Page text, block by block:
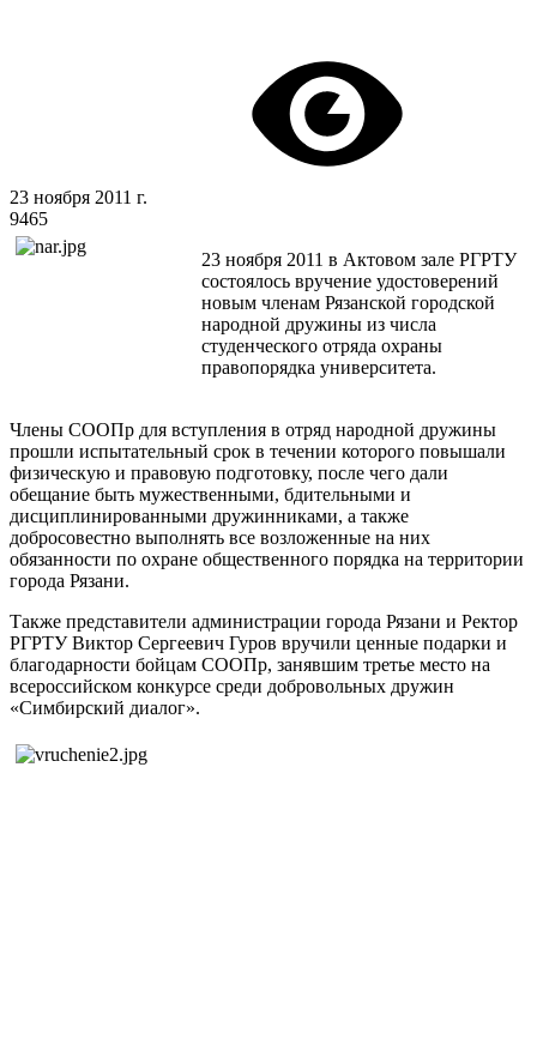
23 ноября 2011 г.
9465
23 ноября 2011 в Актовом зале РГРТУ
состоялось вручение удостоверений
новым членам Рязанской городской
народной дружины из числа
студенческого отряда охраны
правопорядка университета.
Члены СООПр для вступления в отряд народной дружины
прошли испытательный срок в течении которого повышали
физическую и правовую подготовку, после чего дали
обещание быть мужественными, бдительными и
дисциплинированными дружинниками, а также
добросовестно выполнять все возложенные на них
обязанности по охране общественного порядка на территории
города Рязани.
Также представители администрации города Рязани и Ректор
РГРТУ Виктор Сергеевич Гуров вручили ценные подарки и
благодарности бойцам СООПр, занявшим третье место на
всероссийском конкурсе среди добровольных дружин
«Симбирский диалог».